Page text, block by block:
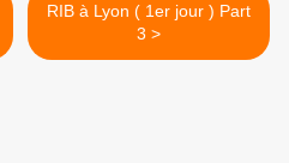
RIB à Lyon ( 1er jour ) Part
3 >